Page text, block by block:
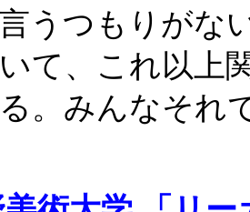
うつもりがな
て、これ以上
。みんなそれ